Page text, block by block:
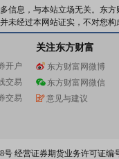
信息，与本站立场无关。东
未经过本网站证实，不对您
开户
交易
交易
关注东方财富
东方财富网微博
东方财富网微信
意见与建议
经营证券期货业务许可证编